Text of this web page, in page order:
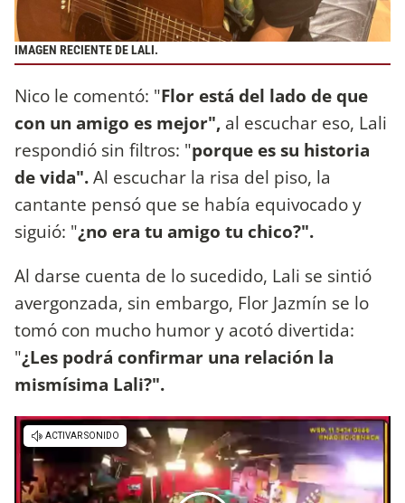
IMAGEN RECIENTE DE LALI.
Nico le comentó: "Flor está del lado de que
con un amigo es mejor", al escuchar eso, Lali
respondió sin filtros: "porque es su historia
de vida".Al escuchar la risa del piso, la
cantante pensó que se había equivocado y
siguió: "¿no era tu amigo tu chico?".
Al darse cuenta de lo sucedido, Lali se sintió
avergonzada, sin embargo, Flor Jazmín se lo
tomó con mucho humor y acotó divertida:
"¿Les podrá confirmar una relación la
mismísima Lali?".